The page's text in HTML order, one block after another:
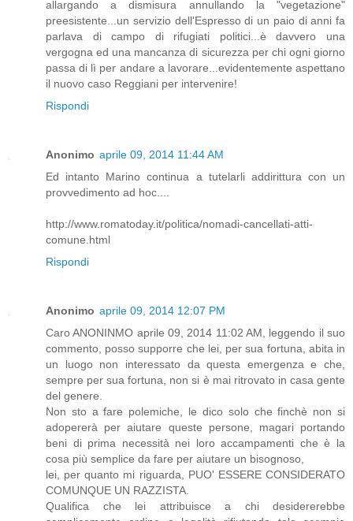
allargando a dismisura annullando la "vegetazione"
preesistente...un servizio dell'Espresso di un paio di anni fa
parlava di campo di rifugiati politici...è davvero una
vergogna ed una mancanza di sicurezza per chi ogni giorno
passa di lì per andare a lavorare...evidentemente aspettano
il nuovo caso Reggiani per intervenire!
Rispondi
Anonimo aprile 09, 2014 11:44 AM
Ed intanto Marino continua a tutelarli addirittura con un
provvedimento ad hoc....
http://www.romatoday.it/politica/nomadi-cancellati-atti-
comune.html
Rispondi
Anonimo aprile 09, 2014 12:07 PM
Caro ANONINMO aprile 09, 2014 11:02 AM, leggendo il suo
commento, posso supporre che lei, per sua fortuna, abita in
un luogo non interessato da questa emergenza e che,
sempre per sua fortuna, non si è mai ritrovato in casa gente
del genere.
Non sto a fare polemiche, le dico solo che finchè non si
adopererà per aiutare queste persone, magari portando
beni di prima necessità nei loro accampamenti che è la
cosa più semplice da fare per aiutare un bisognoso,
lei, per quanto mi riguarda, PUO' ESSERE CONSIDERATO
COMUNQUE UN RAZZISTA.
Qualifica che lei attribuisce a chi desidererebbe